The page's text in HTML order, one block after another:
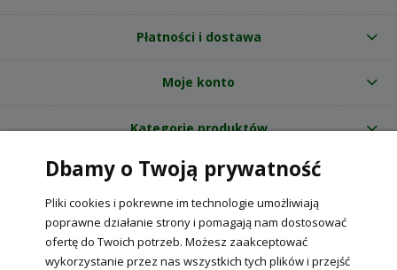
Płatności i dostawa
Moje konto
Kategorie produktów
O nas
Internetowy sklep ogrodniczy z nasionami RajOgrodnika.pl
NIP: 6090037061, REGON: 260240470 | Czarnca, ul. Tęczowa 31, 29-100
Włoszczowa
Dbamy o Twoją prywatność
Pliki cookies i pokrewne im technologie umożliwiają
poprawne działanie strony i pomagają nam dostosować
ofertę do Twoich potrzeb. Możesz zaakceptować
wykorzystanie przez nas wszystkich tych plików i przejść